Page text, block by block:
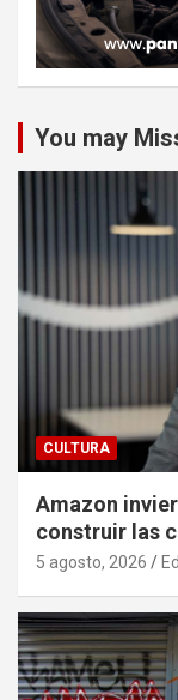
You may
CULTURA
Amazon
construir las
5 agosto, 2026